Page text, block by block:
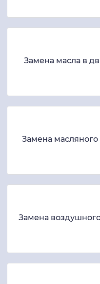
Замена масла в
Замена
Замена